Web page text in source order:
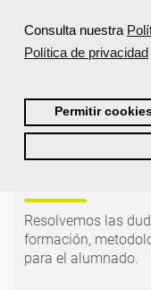
Consulta nuestra
Política de privacidad
Permitir
Comentarios (0)
Preguntas
Resolvemos las
formación,
para el alumnado.